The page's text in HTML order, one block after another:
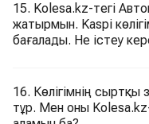
15. Kolesa.kz-тегі
жатырмын. Kaspi
бағалады. Не істеу
16. Көлігімнің сыртқы
тұр. Мен оны